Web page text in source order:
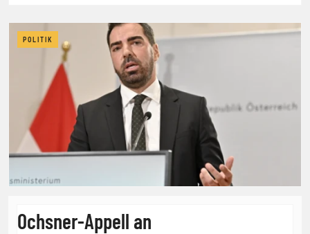
POLITIK
Ochsner-Appell an